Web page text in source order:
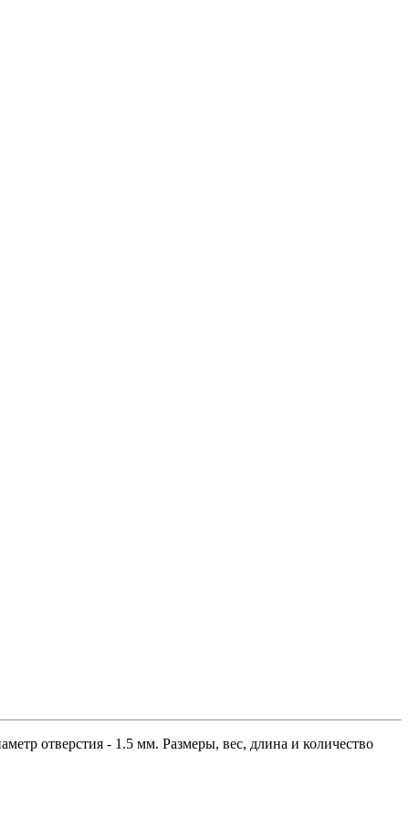
отверстия - 1.5 мм. Размеры, вес, длина и количество